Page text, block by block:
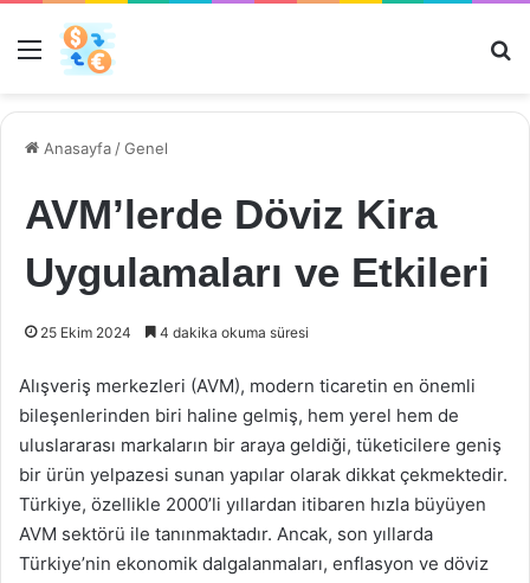
Menü
Anasayfa /Genel
AVM’lerde Döviz Kira
Uygulamaları ve Etkileri
25 Ekim 2024 4 dakika okuma süresi
Alışveriş merkezleri (AVM), modern ticaretin en önemli
bileşenlerinden biri haline gelmiş, hem yerel hem de
uluslararası markaların bir araya geldiği, tüketicilere geniş
bir ürün yelpazesi sunan yapılar olarak dikkat çekmektedir.
Türkiye, özellikle 2000’li yıllardan itibaren hızla büyüyen
AVM sektörü ile tanınmaktadır. Ancak, son yıllarda
Türkiye’nin ekonomik dalgalanmaları, enflasyon ve döviz